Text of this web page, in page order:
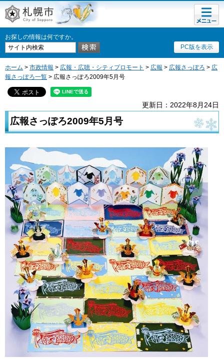
札幌市
お探しの情報は何ですか。
PC版を表示
メニュ
ー
ホーム > 市政情報 > 広報・広聴・シティプロモート > 広報 > 広報さっぽろ > 広
報さっぽろ一覧 > 広報さっぽろ2009年5月号
更新日：2022年8月24日
広報さっぽろ2009年5月号